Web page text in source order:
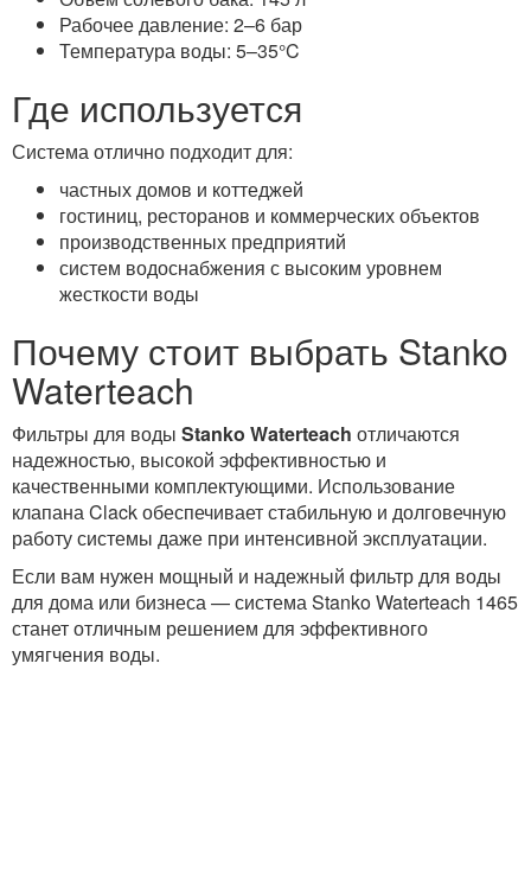
Рабочее давление: 2–6 бар
Температура воды: 5–35°C
Где используется
Система отлично подходит для:
частных домов и коттеджей
гостиниц, ресторанов и коммерческих объектов
производственных предприятий
систем водоснабжения с высоким уровнем
жесткости воды
Почему стоит выбрать Stanko
Waterteach
Фильтры для воды Stanko Waterteach отличаются
надежностью, высокой эффективностью и
качественными комплектующими. Использование
клапана Clack обеспечивает стабильную и долговечную
работу системы даже при интенсивной эксплуатации.
Если вам нужен мощный и надежный фильтр для воды
для дома или бизнеса — система Stanko Waterteach 1465
станет отличным решением для эффективного
умягчения воды.